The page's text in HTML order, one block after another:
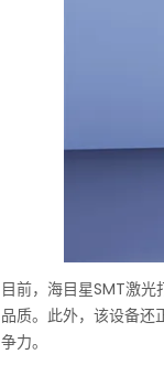
目前，海目星SMT激
品质。此外，该设备还
争力。